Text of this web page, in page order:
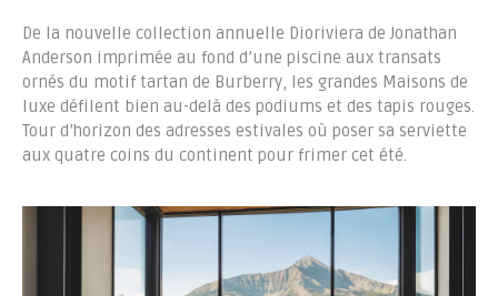
De la nouvelle collection annuelle Dioriviera de Jonathan
Anderson imprimée au fond d’une piscine aux transats
ornés du motif tartan de Burberry, les grandes Maisons de
luxe défilent bien au-delà des podiums et des tapis rouges.
Tour d’horizon des adresses estivales où poser sa serviette
aux quatre coins du continent pour frimer cet été.